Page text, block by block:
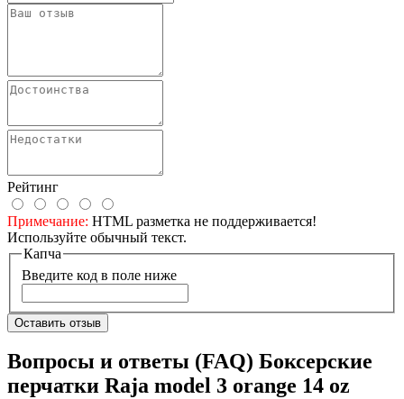
Рейтинг
Примечание: HTML разметка не поддерживается!
Используйте обычный текст.
Капча
Введите код в поле ниже
Оставить отзыв
Вопросы и ответы (FAQ) Боксерские
перчатки Raja model 3 orange 14 oz